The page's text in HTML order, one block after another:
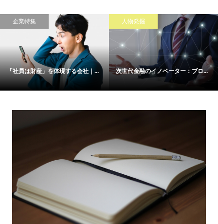
企業特集
「社員は財産」を体現する会社｜...
人物発掘
次世代金融のイノベーター：ブロ...